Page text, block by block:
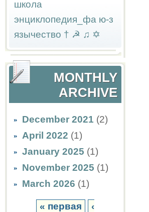
школа
энциклопедия_фа ю-з
язычество † ☭ ♫ ✡
MONTHLY
ARCHIVE
December 2021 (2)
April 2022 (1)
January 2025 (1)
November 2025 (1)
March 2026 (1)
« первая
‹